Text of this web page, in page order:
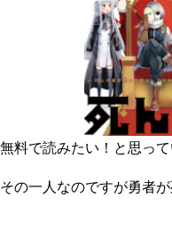
料で読みたい！と思っ
の一人なのですが勇者